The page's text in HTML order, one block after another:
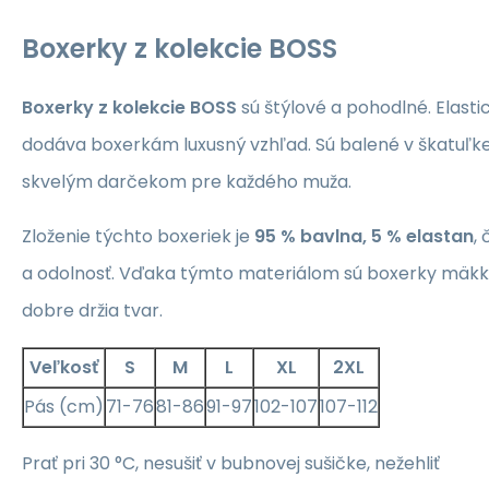
Boxerky z kolekcie BOSS
Boxerky z kolekcie BOSS sú štýlové a pohodlné.
dodáva boxerkám luxusný vzhľad. Sú balené v
skvelým darčekom pre každého muža.
Zloženie týchto boxeriek je 95 % bavlna, 5 % elastan,
a odolnosť. Vďaka týmto materiálom sú boxerky
dobre držia tvar.
Veľkosť S M L XL
2XL
Pás (cm) 71-7681-8691-97102-107107-112
Prať pri 30 °C, nesušiť v bubnovej sušičke, nežehliť